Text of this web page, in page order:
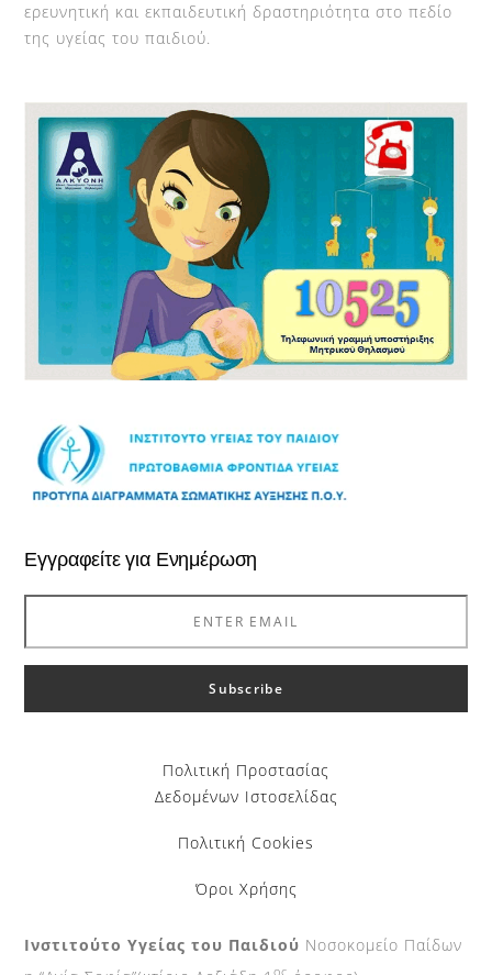
ερευνητική και εκπαιδευτική δραστηριότητα στο πεδίο
της υγείας του παιδιού.
Εγγραφείτε για Ενημέρωση
Πολιτική Προστασίας
Δεδομένων Ιστοσελίδας
Πολιτική Cookies
Όροι Χρήσης
Ινστιτούτο Υγείας του Παιδιού Νοσοκομείο Παίδων
ος